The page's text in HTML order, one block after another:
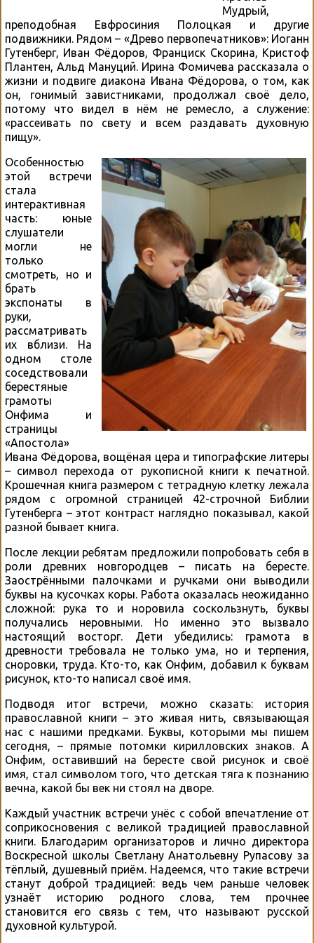
Мудрый,
преподобная Евфросиния Полоцкая и другие
подвижники. Рядом – «Древо первопечатников»: Иоганн
Гутенберг, Иван Фёдоров, Франциск Скорина, Кристоф
Плантен, Альд Мануций. Ирина Фомичева рассказала о
жизни и подвиге диакона Ивана Фёдорова, о том, как
он, гонимый завистниками, продолжал своё дело,
потому что видел в нём не ремесло, а служение:
«рассеивать по свету и всем раздавать духовную
пищу».
Особенностью
этой встречи
стала
интерактивная
часть: юные
слушатели
могли не
только
смотреть, но и
брать
экспонаты в
руки,
рассматривать
их вблизи. На
одном столе
соседствовали
берестяные
грамоты
Онфима и
страницы
«Апостола»
Ивана Фёдорова, вощёная цера и типографские литеры
– символ перехода от рукописной книги к печатной.
Крошечная книга размером с тетрадную клетку лежала
рядом с огромной страницей 42-строчной Библии
Гутенберга – этот контраст наглядно показывал, какой
разной бывает книга.
После лекции ребятам предложили попробовать себя в
роли древних новгородцев – писать на бересте.
Заострёнными палочками и ручками они выводили
буквы на кусочках коры. Работа оказалась неожиданно
сложной: рука то и норовила соскользнуть, буквы
получались неровными. Но именно это вызвало
настоящий восторг. Дети убедились: грамота в
древности требовала не только ума, но и терпения,
сноровки, труда. Кто-то, как Онфим, добавил к буквам
рисунок, кто-то написал своё имя.
Подводя итог встречи, можно сказать: история
православной книги – это живая нить, связывающая
нас с нашими предками. Буквы, которыми мы пишем
сегодня, – прямые потомки кирилловских знаков. А
Онфим, оставивший на бересте свой рисунок и своё
имя, стал символом того, что детская тяга к познанию
вечна, какой бы век ни стоял на дворе.
Каждый участник встречи унёс с собой впечатление от
соприкосновения с великой традицией православной
книги. Благодарим организаторов и лично директора
Воскресной школы Светлану Анатольевну Рупасову за
тёплый, душевный приём. Надеемся, что такие встречи
станут доброй традицией: ведь чем раньше человек
узнаёт историю родного слова, тем прочнее
становится его связь с тем, что называют русской
духовной культурой.